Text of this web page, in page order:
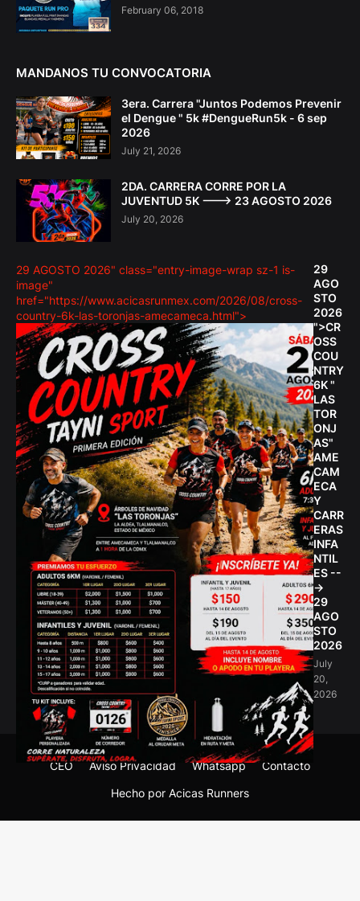
February 06, 2018
MANDANOS TU CONVOCATORIA
3era. Carrera "Juntos Podemos Prevenir
el Dengue " 5k #DengueRun5k - 6 sep
2026
July 21, 2026
2DA. CARRERA CORRE POR LA
JUVENTUD 5K ---> 23 AGOSTO 2026
July 20, 2026
29 AGOSTO 2026" class="entry-image-wrap sz-1 is-
image"
href="https://www.acicasrunmex.com/2026/08/cross-
country-6k-las-toronjas-amecameca.html">
29
AGO
STO
2026
">CR
OSS
COU
NTRY
6K "
LAS
TOR
ONJ
AS"
AME
CAM
ECA
Y
CARR
ERAS
INFA
NTIL
ES --
->
29
AGO
STO
2026
July
20,
2026
Hecho por Acicas Runners
CEO Aviso Privacidad Whatsapp Contacto